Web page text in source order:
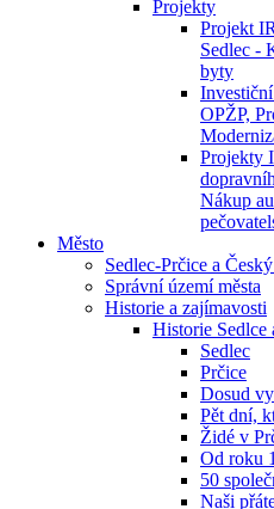
Projekty
Projekt
Sedlec -
byty
OPŽP,
Projekty
Nákup
Město
Sedlec-Prčice a
Správní území města
Historie a zajímavosti
Historie Sedlce
Sedlec
Prčice
Dosud
Pět dní,
Židé v
Od roku
50
Naši